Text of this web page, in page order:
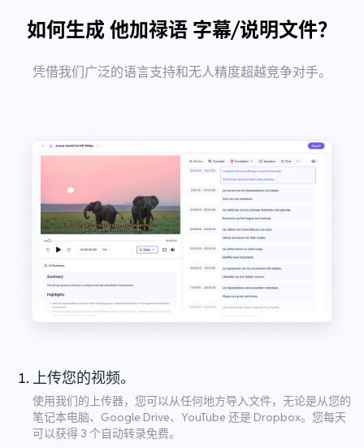
如何生成 他加禄语 字幕/说明文件？
凭借我们广泛的语言支持和无人精度超越竞争对手。
上传您的视频。
使用我们的上传器，您可以从任何地方导入文件，无论是从您的
笔记本电脑、Google Drive、YouTube 还是 Dropbox。您每天
可以获得 3 个自动转录免费。